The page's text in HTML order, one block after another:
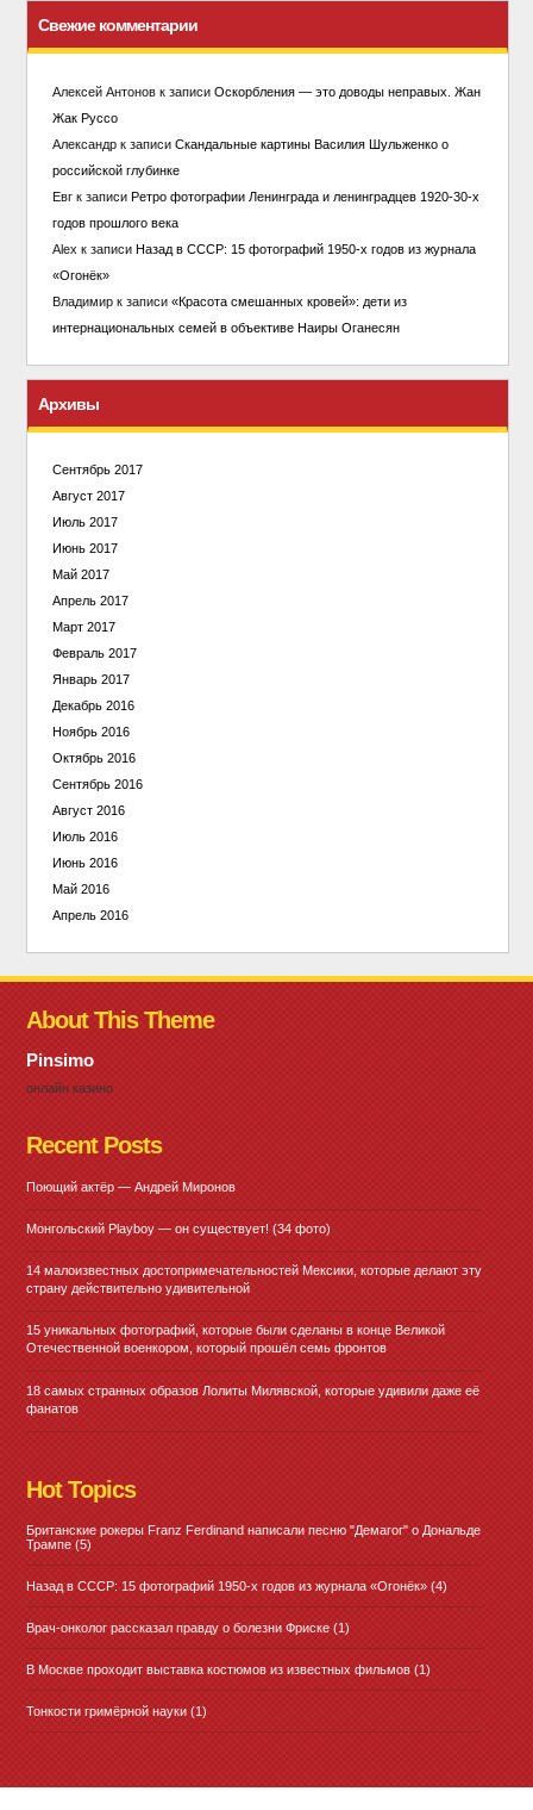
Свежие комментарии
Алексей Антоновк записи Оскорбления — это доводы неправых. Жан
Жак Руссо
Александрк записи Скандальные картины Василия Шульженко о
российской глубинке
Евгк записи Ретро фотографии Ленинграда и ленинградцев 1920-30-х
годов прошлого века
Alex к записи Назад в СССР: 15 фотографий 1950-х годов из журнала
«Огонёк»
Владимирк записи «Красота смешанных кровей»: дети из
интернациональных семей в объективе Наиры Оганесян
Архивы
Сентябрь 2017
Август 2017
Июль 2017
Июнь 2017
Май 2017
Апрель 2017
Март 2017
Февраль 2017
Январь 2017
Декабрь 2016
Ноябрь 2016
Октябрь 2016
Сентябрь 2016
Август 2016
Июль 2016
Июнь 2016
Май 2016
Апрель 2016
About This Theme
Pinsimo
онлайн казино
Recent Posts
Поющий актёр — Андрей Миронов
Монгольский Playboy — он существует! (34 фото)
14 малоизвестных достопримечательностей Мексики, которые делают эту
страну действительно удивительной
15 уникальных фотографий, которые были сделаны в конце Великой
Отечественной военкором, который прошёл семь фронтов
18 самых странных образов Лолиты Милявской, которые удивили даже её
фанатов
Hot Topics
Британские рокеры Franz Ferdinand написали песню "Демагог" о Дональде
Трампе (5)
Назад в СССР: 15 фотографий 1950-х годов из журнала «Огонёк» (4)
Врач-онколог рассказал правду о болезни Фриске (1)
В Москве проходит выставка костюмов из известных фильмов (1)
Тонкости гримёрной науки (1)